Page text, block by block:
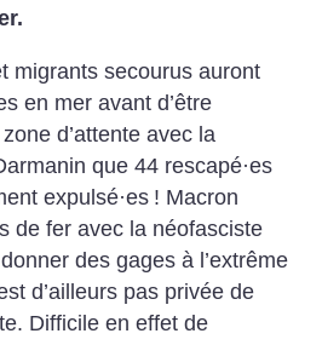
migrants secourus auront
en mer avant d’être
d’attente avec la
que 44 rescapé·es
expulsé·es ! Macron
de fer avec la néofasciste
des gages à l’extrême
d’ailleurs pas privée de
Difficile en effet de